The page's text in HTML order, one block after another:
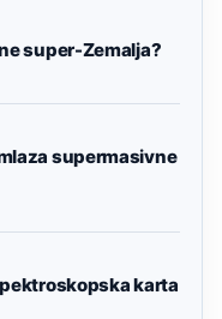
super-Zemalja?
supermasivne
karta